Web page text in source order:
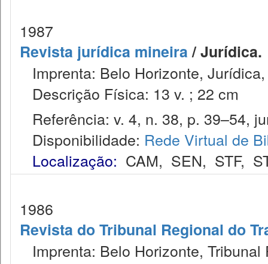
1987
Revista jurídica mineira/ Jurídica.
Imprenta: Belo Horizonte,
Descrição Física: 13 v. ; 22 cm
Referência: v. 4, n. 38, p. 39–54,
Disponibilidade: Rede Virtual de
Localização: CAM, SEN, STF,
1986
Revista do Tribunal Regional do
Imprenta: Belo Horizonte,